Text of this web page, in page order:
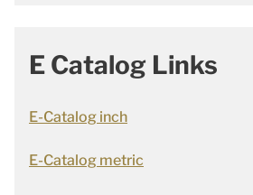
E Catalog Links
E-Catalog inch
E-Catalog metric